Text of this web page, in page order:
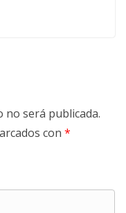
no será publicada.
con *